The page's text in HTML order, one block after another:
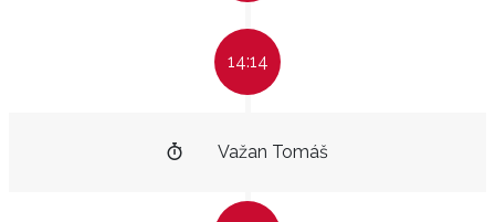
14:14
Važan Tomáš